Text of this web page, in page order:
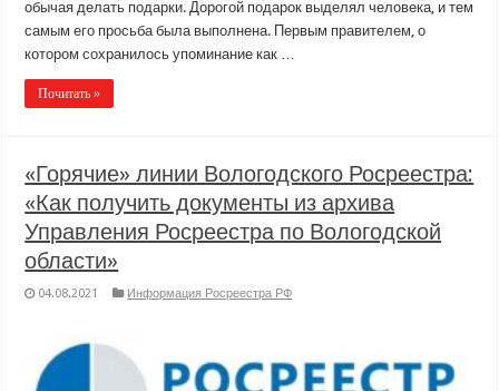
обычая делать подарки. Дорогой подарок выделял человека, и тем
самым его просьба была выполнена. Первым правителем, о
котором сохранилось упоминание как …
Почитать »
«Горячие» линии Вологодского Росреестра:
«Как получить документы из архива
Управления Росреестра по Вологодской
области»
04.08.2021 Информация Росреестра РФ